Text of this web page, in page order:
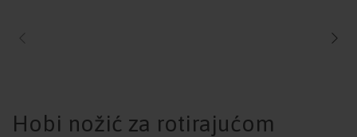
Hobi nožić za rotirajućom